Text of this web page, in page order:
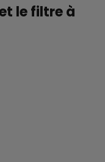
le filtre à